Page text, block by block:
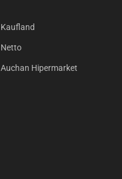
Kaufland
Netto
Auchan Hipermarket